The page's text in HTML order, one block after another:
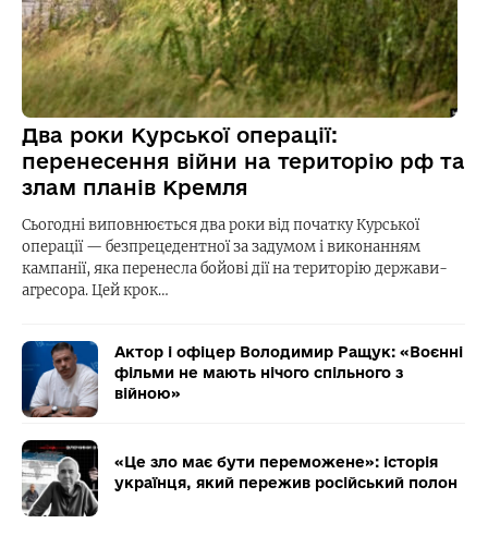
Два роки Курської операції:
перенесення війни на територію рф та
злам планів Кремля
Сьогодні виповнюється два роки від початку Курської
операції — безпрецедентної за задумом і виконанням
кампанії, яка перенесла бойові дії на територію держави-
агресора. Цей крок…
Актор і офіцер Володимир Ращук: «Воєнні
фільми не мають нічого спільного з
війною»
«Це зло має бути переможене»: історія
українця, який пережив російський полон